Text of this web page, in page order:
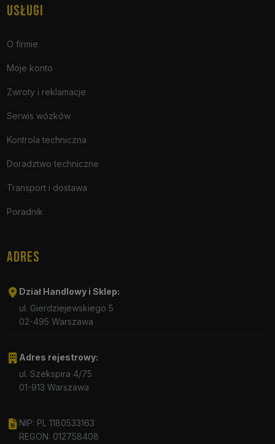
USŁUGI
O firmie
Moje konto
Zwroty i reklamacje
Serwis wózków
Kontrola techniczna
Doradztwo techniczne
Transport i dostawa
Poradnik
ADRES
Dział Handlowy i Sklep:
ul. Gierdziejewskiego 5
02-495 Warszawa
Adres rejestrowy:
ul. Szekspira 4/75
01-913 Warszawa
NIP: PL 1180533163
REGON: 012758408